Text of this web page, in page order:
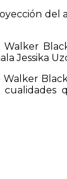
Walker
Jessika